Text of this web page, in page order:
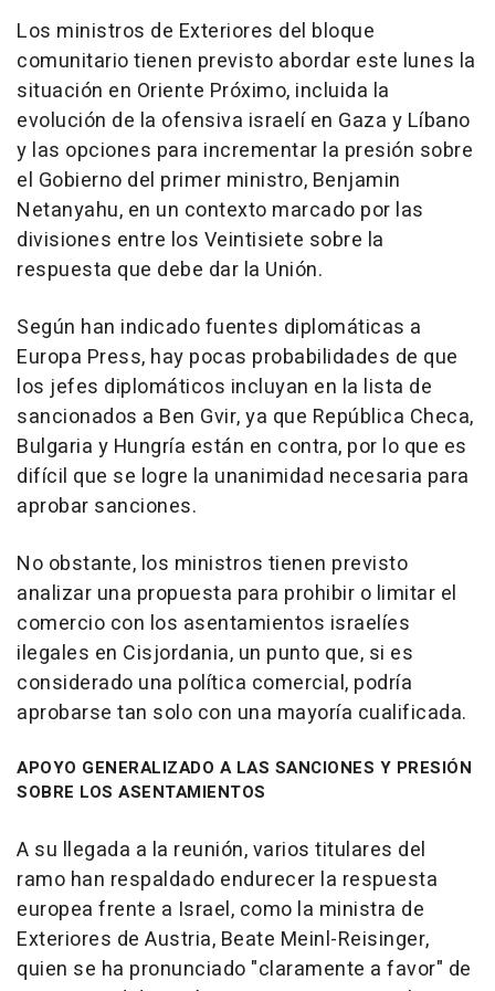
Los ministros de Exteriores del bloque
comunitario tienen previsto abordar este lunes la
situación en Oriente Próximo, incluida la
evolución de la ofensiva israelí en Gaza y Líbano
y las opciones para incrementar la presión sobre
el Gobierno del primer ministro, Benjamin
Netanyahu, en un contexto marcado por las
divisiones entre los Veintisiete sobre la
respuesta que debe dar la Unión.
Según han indicado fuentes diplomáticas a
Europa Press, hay pocas probabilidades de que
los jefes diplomáticos incluyan en la lista de
sancionados a Ben Gvir, ya que República Checa,
Bulgaria y Hungría están en contra, por lo que es
difícil que se logre la unanimidad necesaria para
aprobar sanciones.
No obstante, los ministros tienen previsto
analizar una propuesta para prohibir o limitar el
comercio con los asentamientos israelíes
ilegales en Cisjordania, un punto que, si es
considerado una política comercial, podría
aprobarse tan solo con una mayoría cualificada.
APOYO GENERALIZADO A LAS SANCIONES Y PRESIÓN
SOBRE LOS ASENTAMIENTOS
A su llegada a la reunión, varios titulares del
ramo han respaldado endurecer la respuesta
europea frente a Israel, como la ministra de
Exteriores de Austria, Beate Meinl-Reisinger,
quien se ha pronunciado "claramente a favor" de